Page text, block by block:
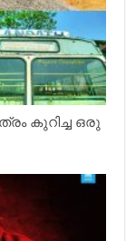
കുറിച്ച ഒരു